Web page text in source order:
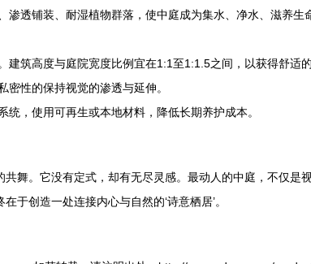
透铺装、耐湿植物群落，使中庭成为集水、净水、滋养生
筑高度与庭院宽度比例宜在1:1至1:1.5之间，以获得舒适的
性的保持视觉的渗透与延伸。
，使用可再生或本地材料，降低长期养护成本。
舞。它没有定式，却有无尽灵感。最动人的中庭，不仅
于创造一处连接内心与自然的‘诗意栖居’。